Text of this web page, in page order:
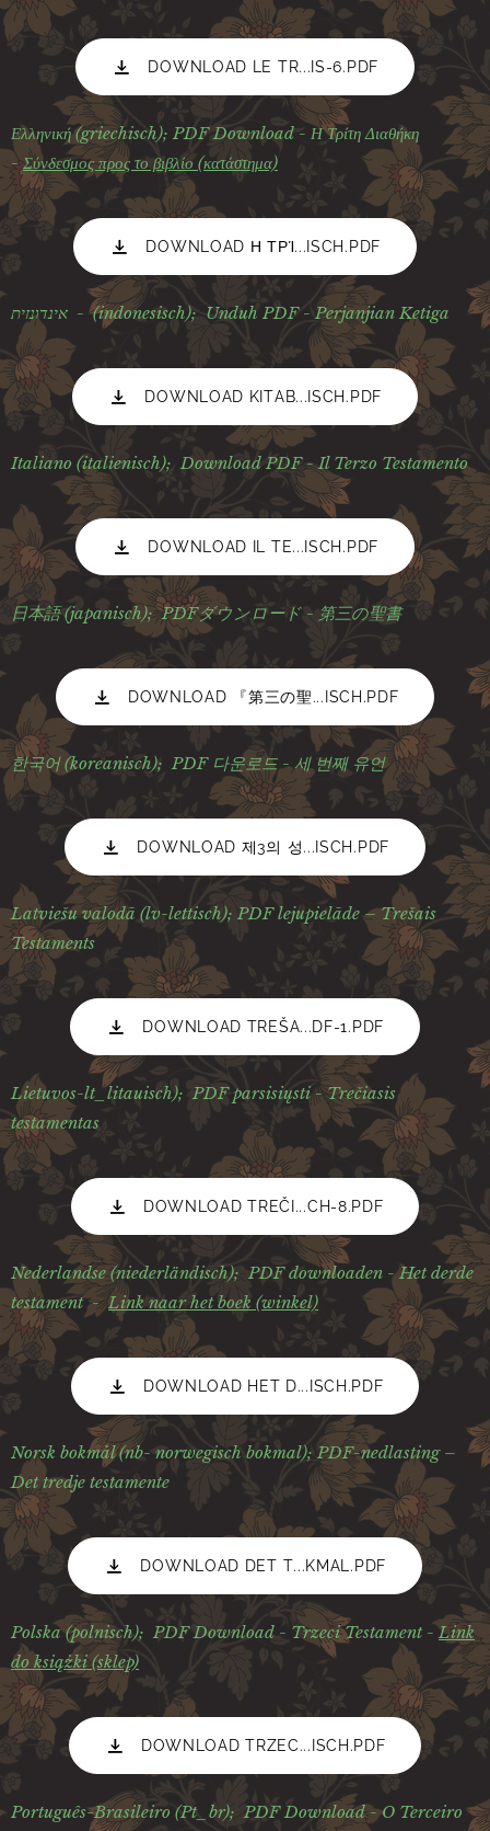
DOWNLOAD LE TR...IS-6.PDF
Ελληνική (griechisch); PDF Download - Η Τρίτη Διαθήκη
-Σύνδεσμος προς το βιβλίο (κατάστημα)
DOWNLOAD Η ΤΡΊ...ISCH.PDF
אינדונזית - (indonesisch); Unduh PDF - Perjanjian Ketiga
DOWNLOAD KITAB...ISCH.PDF
Italiano (italienisch); Download PDF - Il Terzo Testamento
DOWNLOAD IL TE...ISCH.PDF
日本語 (japanisch);PDFダウンロード - 第三の聖書
DOWNLOAD 『第三の聖...ISCH.PDF
한국어 (koreanisch); PDF 다운로드 - 세 번째 유언
DOWNLOAD 제3의 성...ISCH.PDF
Latviešu valodā (lv-lettisch); PDF lejupielāde – Trešais
Testaments
DOWNLOAD TREŠA...DF-1.PDF
Lietuvos-lt_litauisch); PDF parsisiųsti - Trečiasis
testamentas
DOWNLOAD TREČI...CH-8.PDF
Nederlandse (niederländisch); PDF downloaden - Het derde
testament -Link naar het boek (winkel)
DOWNLOAD HET D...ISCH.PDF
Norsk bokmål (nb- norwegisch bokmal); PDF-nedlasting –
Det tredje testamente
DOWNLOAD DET T...KMAL.PDF
Polska (polnisch); PDF Download - Trzeci Testament -Link
do książki (sklep)
DOWNLOAD TRZEC...ISCH.PDF
Português-Brasileiro (Pt_br); PDF Download - O Terceiro